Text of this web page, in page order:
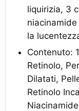
liquirizia, 3
la
Contenuto:
Retinolo,
Dilatati,
Retinolo